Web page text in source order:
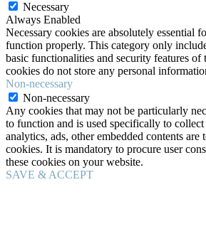
Necessary
Always Enabled
Necessary cookies are absolutely essential
function properly. This category only
basic functionalities and security features of
cookies do not store any personal
Non-necessary
Non-necessary
Any cookies that may not be particularly
to function and is used specifically to collect
analytics, ads, other embedded contents are
cookies. It is mandatory to procure user
these cookies on your website.
SAVE & ACCEPT